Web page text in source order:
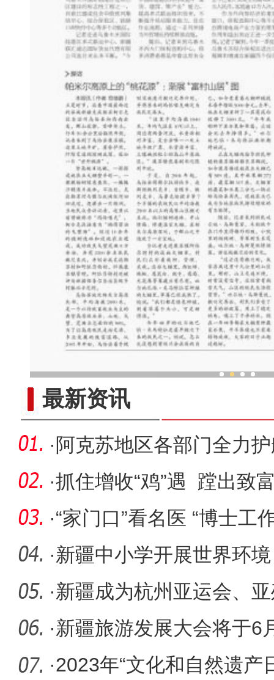
最新资讯
· 阿克苏地区各部门全力
考
·抓住增收“鸡”遇 蹚出致
·“家门口”看名医 “博士工
·新疆中小学开展世界环
·新疆成为杭州亚运会、
应省份
·新疆旅游发展大会将于6
·2023年“文化和自然遗产